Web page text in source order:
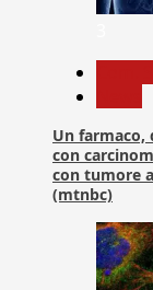
Un
con
con tumore
(mtnbc)